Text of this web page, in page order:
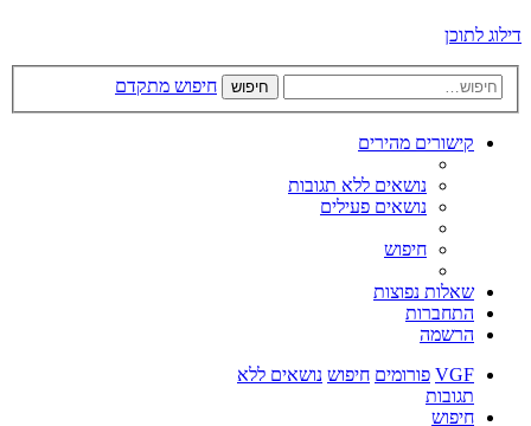
דילוג לתוכן
חיפוש חיפוש מתקדם
קישורים מהירים
נושאים ללא תגובות
נושאים פעילים
חיפוש
שאלות נפוצות
התחברות
הרשמה
VGF פורומים חיפוש נושאים ללא
תגובות
חיפוש